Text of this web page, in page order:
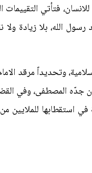
فتأتي التقييمات
الله، بلا زيادة ولا
وتحديداً مرقد
المصطفى، وفي
استقطابها للملايين